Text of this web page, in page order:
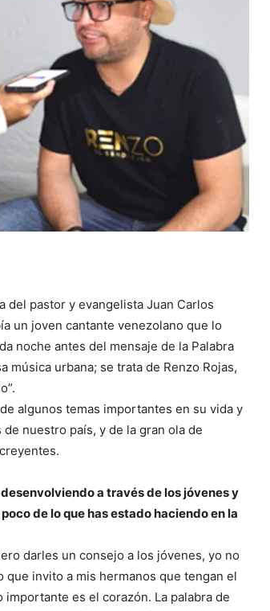
del pastor y evangelista Juan Carlos
un joven cantante venezolano que lo
noche antes del mensaje de la Palabra
música urbana; se trata de Renzo Rojas,
algunos temas importantes en su vida y
nuestro país, y de la gran ola de
a través de los jóvenes y
de lo que has estado haciendo en la
darles un consejo a los jóvenes, yo no
invito a mis hermanos que tengan el
es el corazón. La palabra de